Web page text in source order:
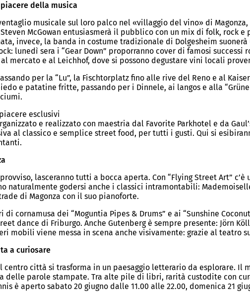
della musica
musicale sul loro palco nel «villaggio del vino» di
McGowan entusiasmerà il pubblico con un mix di folk, rock
invece, la banda in costume tradizionale di Dolgesheim
lunedì sera i “Gear Down” proporranno cover di famosi
mercato e al Leichhof, dove si possono degustare vini locali
per la “Lu”, la Fischtorplatz fino alle rive del Reno e al
e patatine fritte, passando per i Dinnele, ai langos e alla
esclusivi
e realizzato con maestria dal Favorite Parkhotel e da
al classico e semplice street food, per tutti i gusti. Qui si
lasceranno tutti a bocca aperta. Con “Flying Street Art”
naturalmente godersi anche i classici intramontabili:
di Magonza con il suo pianoforte.
cornamusa dei “Moguntia Pipes & Drums” e ai “Sunshine
dance di Friburgo. Anche Gutenberg è sempre presente: Jörn
mobili viene messa in scena anche visivamente: grazie al teatro
a curiosare
città si trasforma in un paesaggio letterario da esplorare.
delle parole stampate. Tra alte pile di libri, rarità custodite con
è aperto sabato 20 giugno dalle 11.00 alle 22.00, domenica 21